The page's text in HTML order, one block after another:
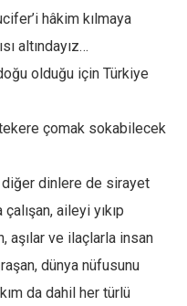
hâkim kılmaya
altındayız…
olduğu için Türkiye
çomak sokabilecek
dinlere de sirayet
aileyi yıkıp
ve ilaçlarla insan
dünya nüfusunu
da dahil her türlü